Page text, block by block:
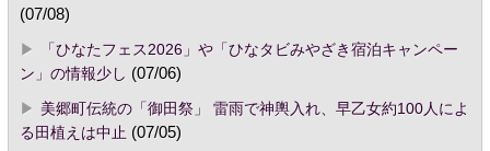
(07/08)
「ひなたフェス2026」や「ひなタビみやざき宿泊キャンペー
ン」の情報少し (07/06)
美郷町伝統の「御田祭」 雷雨で神輿入れ、早乙女約100人によ
る田植えは中止 (07/05)